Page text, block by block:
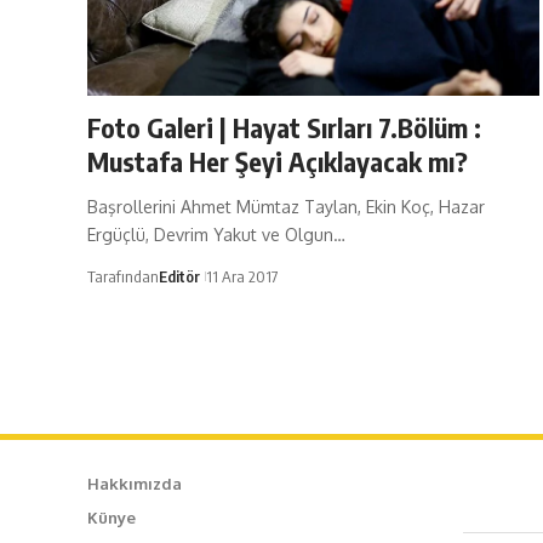
Foto Galeri | Hayat Sırları 7.Bölüm :
Mustafa Her Şeyi Açıklayacak mı?
Başrollerini Ahmet Mümtaz Taylan, Ekin Koç, Hazar
Ergüçlü, Devrim Yakut ve Olgun…
TarafındanEditör 11 Ara 2017
Hakkımızda
Künye